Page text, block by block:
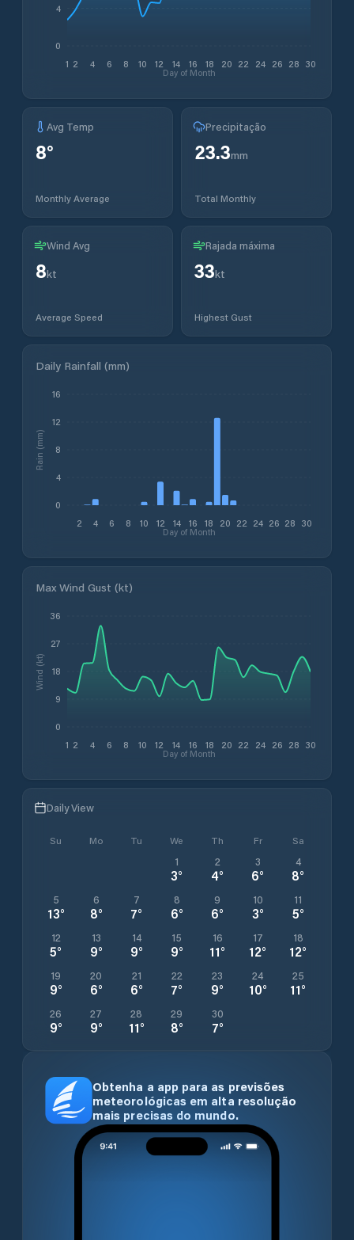
1 2 4 6 8 10 12 14 16 18 20 22 24 26 28 30
Day of Month
0
4
Avg Temp
8°
Monthly Average
Precipitação
23.3mm
Total Monthly
Wind Avg
8kt
Average Speed
Rajada máxima
33kt
Highest Gust
Daily Rainfall (mm)
2 4 6 8 10 12 14 16 18 20 22 24 26 28 30
Day of Month
0
4
8
12
16
Rain (mm)
Max Wind Gust (kt)
1 2 4 6 8 10 12 14 16 18 20 22 24 26 28 30
Day of Month
0
9
18
27
36
Wind (kt)
Daily View
Su Mo Tu We Th Fr Sa
1
3°
2
4°
3
6°
4
8°
5
13°
6
8°
7
7°
8
6°
9
6°
10
3°
11
5°
12
5°
13
9°
14
9°
15
9°
16
11°
17
12°
18
12°
19
9°
20
6°
21
6°
22
7°
23
9°
24
10°
25
11°
26
9°
27
9°
28
11°
29
8°
30
7°
Obtenha a app para as previsões
meteorológicas em alta resolução
mais precisas do mundo.